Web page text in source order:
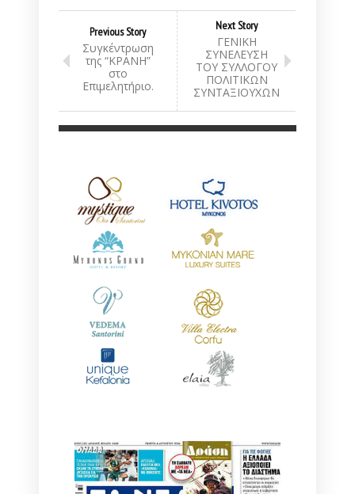
Previous Story
Συγκέντρωση
της “ΚΡΑΝΗ”
στο
Επιμελητήριο.
Next Story
ΓΕΝΙΚΗ
ΣΥΝΕΛΕΥΣΗ
ΤΟΥ ΣΥΛΛΟΓΟΥ
ΠΟΛΙΤΙΚΩΝ
ΣΥΝΤΑΞΙΟΥΧΩΝ